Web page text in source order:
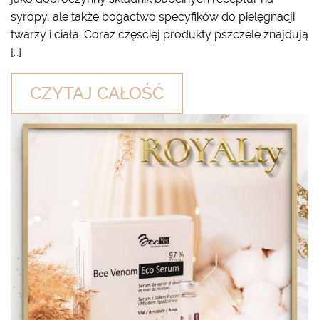
syropy, ale także bogactwo specyfików do pielęgnacji
twarzy i ciała. Coraz częściej produkty pszczele znajdują
[…]
CZYTAJ CAŁOŚĆ